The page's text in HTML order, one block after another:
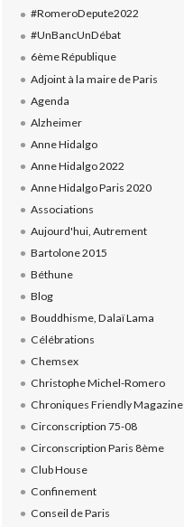
#RomeroDepute2022
#UnBancUnDébat
6ème République
Adjoint à la maire de Paris
Agenda
Alzheimer
Anne Hidalgo
Anne Hidalgo 2022
Anne Hidalgo Paris 2020
Associations
Aujourd'hui, Autrement
Bartolone 2015
Béthune
Blog
Bouddhisme, Dalaï Lama
Célébrations
Chemsex
Christophe Michel-Romero
Chroniques Friendly Magazine
Circonscription 75-08
Circonscription Paris 8ème
Club House
Confinement
Conseil de Paris